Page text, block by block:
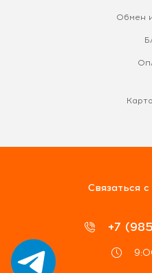
Обмен
Связаться
+7